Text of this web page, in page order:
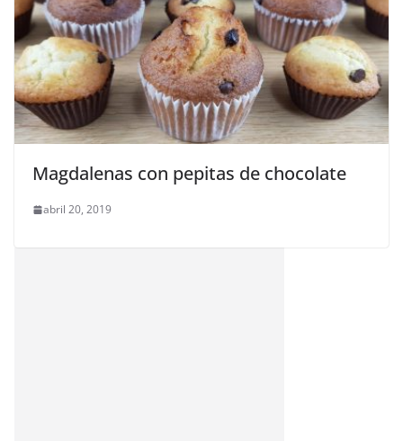
Magdalenas con pepitas de chocolate
abril 20, 2019